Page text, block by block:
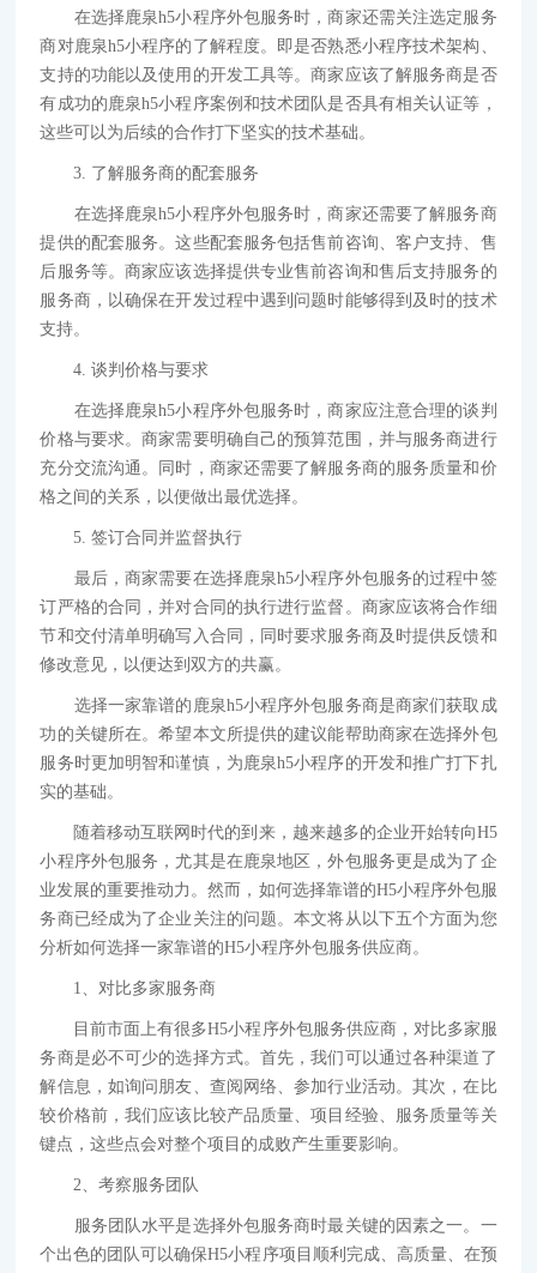
在选择鹿泉h5小程序外包服务时，商家还需关注选定服务
商对鹿泉h5小程序的了解程度。即是否熟悉小程序技术架构、
支持的功能以及使用的开发工具等。商家应该了解服务商是否
有成功的鹿泉h5小程序案例和技术团队是否具有相关认证等，
这些可以为后续的合作打下坚实的技术基础。
3. 了解服务商的配套服务
在选择鹿泉h5小程序外包服务时，商家还需要了解服务商
提供的配套服务。这些配套服务包括售前咨询、客户支持、售
后服务等。商家应该选择提供专业售前咨询和售后支持服务的
服务商，以确保在开发过程中遇到问题时能够得到及时的技术
支持。
4. 谈判价格与要求
在选择鹿泉h5小程序外包服务时，商家应注意合理的谈判
价格与要求。商家需要明确自己的预算范围，并与服务商进行
充分交流沟通。同时，商家还需要了解服务商的服务质量和价
格之间的关系，以便做出最优选择。
5. 签订合同并监督执行
最后，商家需要在选择鹿泉h5小程序外包服务的过程中签
订严格的合同，并对合同的执行进行监督。商家应该将合作细
节和交付清单明确写入合同，同时要求服务商及时提供反馈和
修改意见，以便达到双方的共赢。
选择一家靠谱的鹿泉h5小程序外包服务商是商家们获取成
功的关键所在。希望本文所提供的建议能帮助商家在选择外包
服务时更加明智和谨慎，为鹿泉h5小程序的开发和推广打下扎
实的基础。
随着移动互联网时代的到来，越来越多的企业开始转向H5
小程序外包服务，尤其是在鹿泉地区，外包服务更是成为了企
业发展的重要推动力。然而，如何选择靠谱的H5小程序外包服
务商已经成为了企业关注的问题。本文将从以下五个方面为您
分析如何选择一家靠谱的H5小程序外包服务供应商。
1、对比多家服务商
目前市面上有很多H5小程序外包服务供应商，对比多家服
务商是必不可少的选择方式。首先，我们可以通过各种渠道了
解信息，如询问朋友、查阅网络、参加行业活动。其次，在比
较价格前，我们应该比较产品质量、项目经验、服务质量等关
键点，这些点会对整个项目的成败产生重要影响。
2、考察服务团队
服务团队水平是选择外包服务商时最关键的因素之一。一
个出色的团队可以确保H5小程序项目顺利完成、高质量、在预